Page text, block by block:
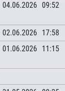
04.06.2026 09:52
02.06.2026 17:58
01.06.2026 11:15